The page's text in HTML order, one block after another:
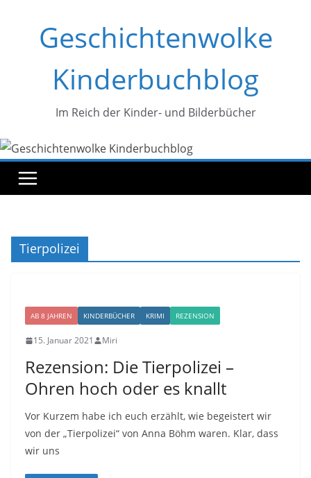
springenGeschichtenwolke
Kinderbuchblog
Im Reich der Kinder- und Bilderbücher
Tierpolizei
AB 8 JAHREN KINDERBÜCHER KRIMI REZENSION
15. Januar 2021 Miri
Rezension: Die Tierpolizei –
Ohren hoch oder es knallt
Vor Kurzem habe ich euch erzählt, wie begeistert wir
von der „Tierpolizei“ von Anna Böhm waren. Klar, dass
wir uns